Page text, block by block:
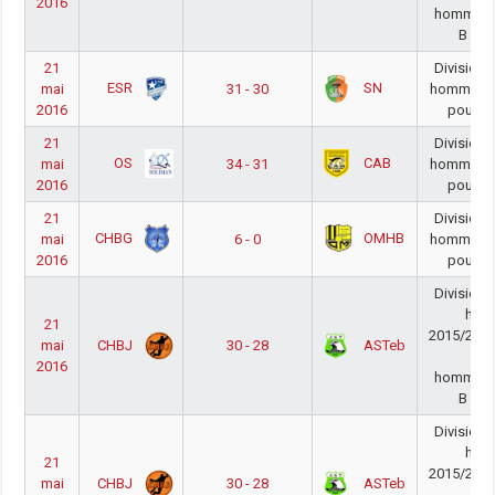
B
21
mai
2016
ESR 31 - 30 SN
Division
hommes
poule
21
mai
2016
OS 34 - 31 CAB
Division
hommes
poule
21
mai
2016
CHBG 6 - 0 OMHB
Division
hommes
poule
21
mai
2016
CHBJ 30 - 28 ASTeb
Division
2015/
B
21
mai
CHBJ 30 - 28 ASTeb
Division
2015/